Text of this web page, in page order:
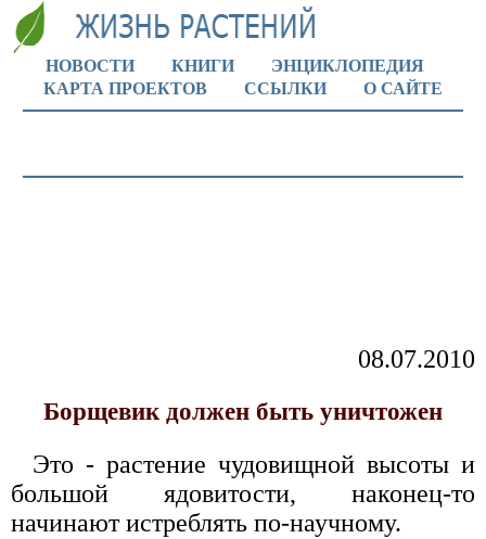
НОВОСТИ КНИГИ
ЭНЦИКЛОПЕДИЯ
КАРТА ПРОЕКТОВ
ССЫЛКИ О САЙТЕ
08.07.2010
Борщевик должен быть уничтожен
Это - растение чудовищной высоты и
большой ядовитости, наконец-то
начинают истреблять по-научному.